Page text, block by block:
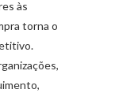
às
torna o